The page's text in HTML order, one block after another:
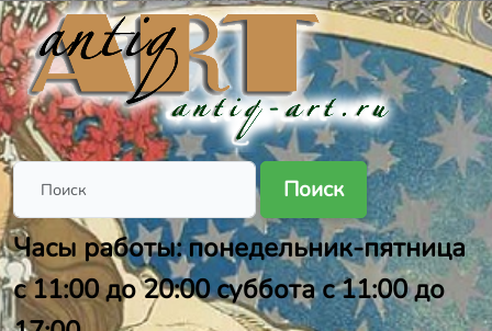
Поиск
Часы работы: понедельник-пятница
с 11:00 до 20:00 суббота с 11:00 до